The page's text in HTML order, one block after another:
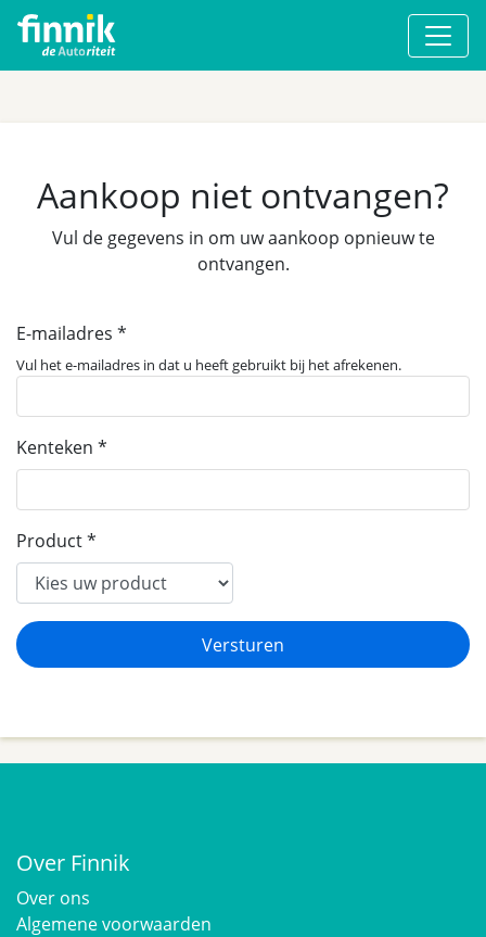
Aankoop niet ontvangen?
Vul de gegevens in om uw aankoop opnieuw te
ontvangen.
E-mailadres
Vul het e-mailadres in dat u heeft gebruikt bij het afrekenen.
Kenteken
Product
Over Finnik
Over ons
Algemene voorwaarden